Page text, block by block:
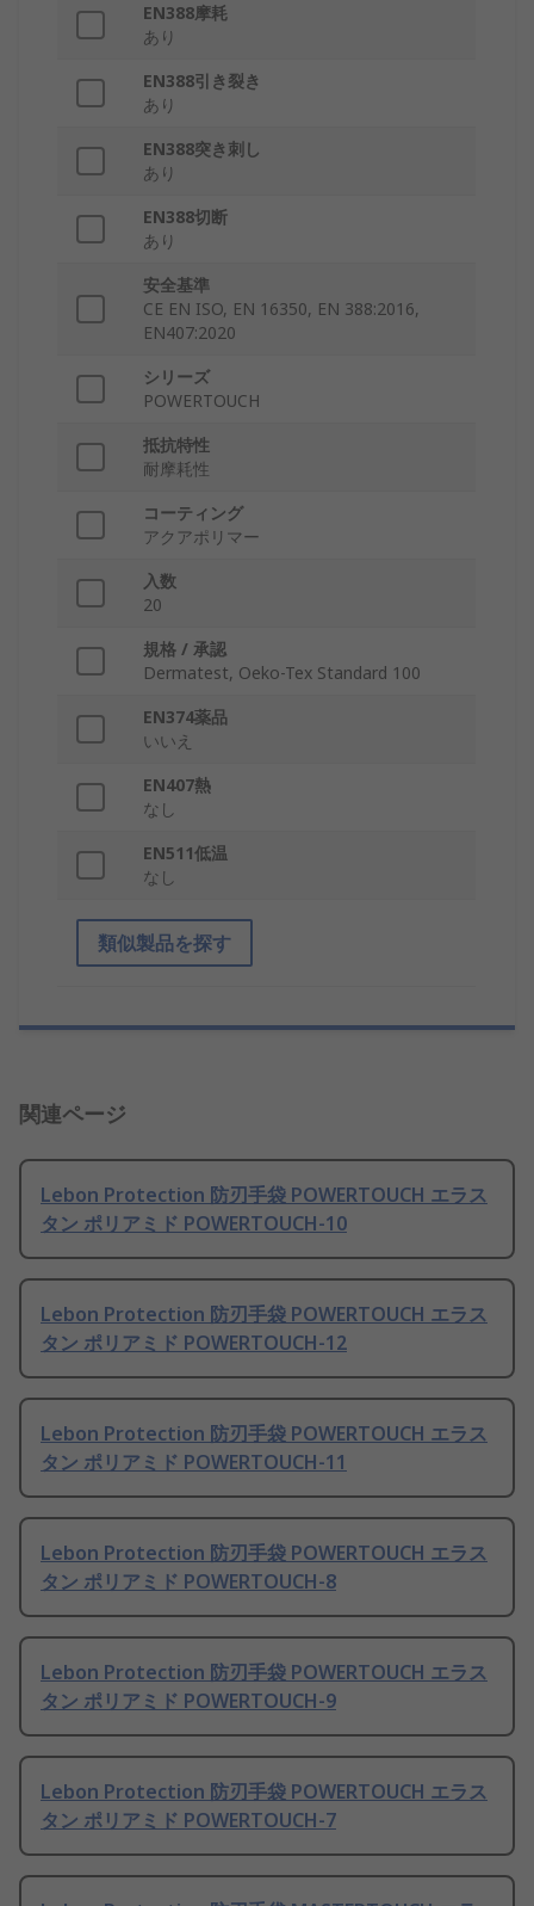
EN388摩耗
あり
EN388引き裂き
あり
EN388突き刺し
あり
EN388切断
あり
安全基準
CE EN ISO, EN 16350, EN 388:2016,
EN407:2020
シリーズ
POWERTOUCH
抵抗特性
耐摩耗性
コーティング
アクアポリマー
入数
20
規格 / 承認
Dermatest, Oeko-Tex Standard 100
EN374薬品
いいえ
EN407熱
なし
EN511低温
なし
類似製品を探す
関連ページ
Lebon Protection 防刃手袋 POWERTOUCH エラス
タン ポリアミド POWERTOUCH-10
Lebon Protection 防刃手袋 POWERTOUCH エラス
タン ポリアミド POWERTOUCH-12
Lebon Protection 防刃手袋 POWERTOUCH エラス
タン ポリアミド POWERTOUCH-11
Lebon Protection 防刃手袋 POWERTOUCH エラス
タン ポリアミド POWERTOUCH-8
Lebon Protection 防刃手袋 POWERTOUCH エラス
タン ポリアミド POWERTOUCH-9
Lebon Protection 防刃手袋 POWERTOUCH エラス
タン ポリアミド POWERTOUCH-7